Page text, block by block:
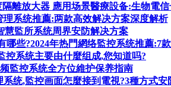
離放大器 應用场景醫療設备:生物電
理系统推薦:两款高效解决方案深度解析
慧監所系统周界安防解决方案
哪些?2024年热門網络監控系统推薦:7
控系统主要由什麼组成,您知道吗?
監控系统全方位維护保养指南
统,監控画面怎麼接到電視?3種方式安